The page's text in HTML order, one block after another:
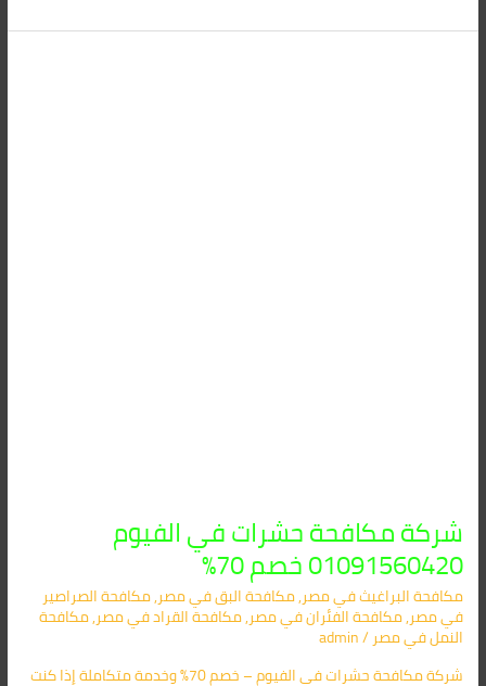
شركة مكافحة حشرات في الفيوم
01091560420 خصم 70%
مكافحة البراغيث​ في مصر,مكافحة البق​ في مصر,مكافحة الصراصير​
في مصر,مكافحة الفئران​ في مصر,مكافحة القراد​ في مصر,مكافحة
النمل​ في مصر/
admin
شركة مكافحة حشرات في الفيوم – خصم 70% وخدمة متكاملة إذا كنت